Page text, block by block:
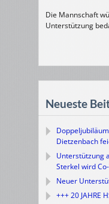
Die Mannschaft
Unterstützung
Neueste
Dietzenbach
Unterstützung
Sterkel wird
Neuer
+++ 20 JAHRE